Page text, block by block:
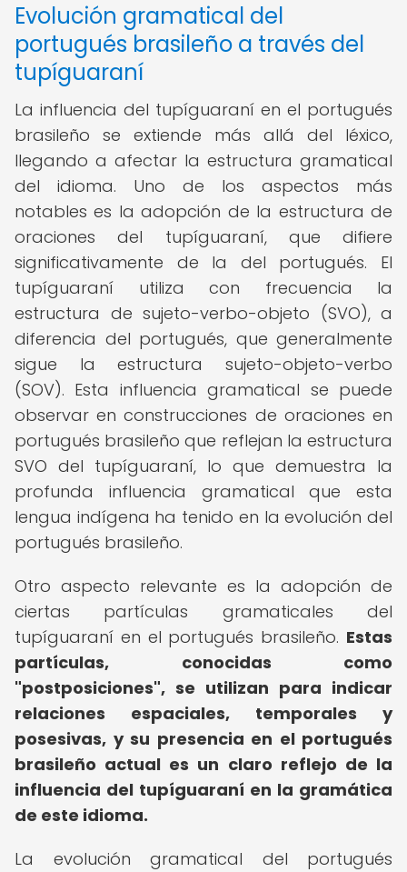
Evolución gramatical del
portugués brasileño a través del
tupíguaraní
La influencia del tupíguaraní en el portugués
brasileño se extiende más allá del léxico,
llegando a afectar la estructura gramatical
del idioma. Uno de los aspectos más
notables es la adopción de la estructura de
oraciones del tupíguaraní, que difiere
significativamente de la del portugués. El
tupíguaraní utiliza con frecuencia la
estructura de sujeto-verbo-objeto (SVO), a
diferencia del portugués, que generalmente
sigue la estructura sujeto-objeto-verbo
(SOV). Esta influencia gramatical se puede
observar en construcciones de oraciones en
portugués brasileño que reflejan la estructura
SVO del tupíguaraní, lo que demuestra la
profunda influencia gramatical que esta
lengua indígena ha tenido en la evolución del
portugués brasileño.
Otro aspecto relevante es la adopción de
ciertas partículas gramaticales del
tupíguaraní en el portugués brasileño. Estas
partículas, conocidas como
"postposiciones", se utilizan para indicar
relaciones espaciales, temporales y
posesivas, y su presencia en el portugués
brasileño actual es un claro reflejo de la
influencia del tupíguaraní en la gramática
de este idioma.
La evolución gramatical del portugués